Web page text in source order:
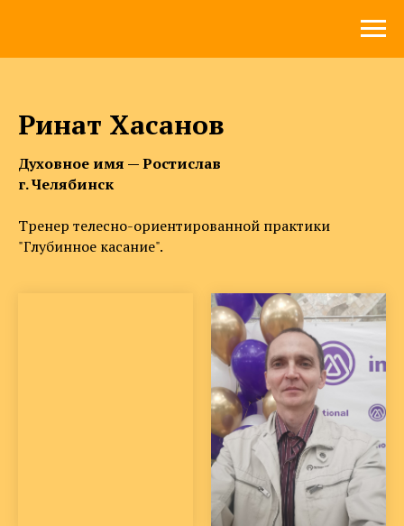
Ринат Хасанов
Духовное имя — Ростислав
г. Челябинск
Тренер телесно-ориентированной практики
"Глубинное касание".